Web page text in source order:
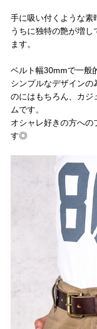
手に吸い付くような素
うちに独特の艶が増し
ます。
ベルト幅30mmで一般
シンプルなデザインの
のにはもちろん、カジ
ムです。
オシャレ好きの方への
す◎